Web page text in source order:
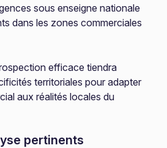
sous enseigne nationale
dans les zones commerciales
efficace tiendra
territoriales pour adapter
aux réalités locales du
pertinents